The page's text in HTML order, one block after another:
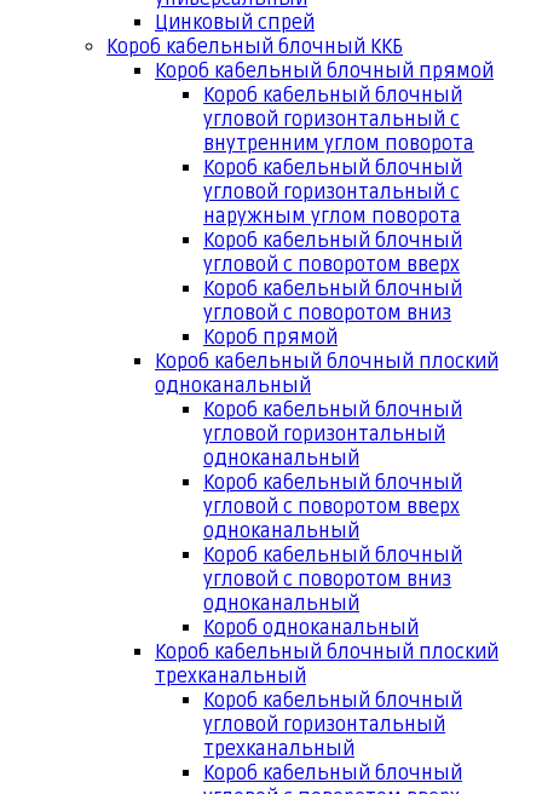
Цинковый спрей
Короб кабельный блочный ККБ
Короб кабельный блочный прямой
Короб кабельный блочный
угловой горизонтальный с
внутренним углом поворота
Короб кабельный блочный
угловой горизонтальный с
наружным углом поворота
Короб кабельный блочный
угловой с поворотом вверх
Короб кабельный блочный
угловой с поворотом вниз
Короб прямой
Короб кабельный блочный плоский
одноканальный
Короб кабельный блочный
угловой горизонтальный
одноканальный
Короб кабельный блочный
угловой с поворотом вверх
одноканальный
Короб кабельный блочный
угловой с поворотом вниз
одноканальный
Короб одноканальный
Короб кабельный блочный плоский
трехканальный
Короб кабельный блочный
угловой горизонтальный
трехканальный
Короб кабельный блочный